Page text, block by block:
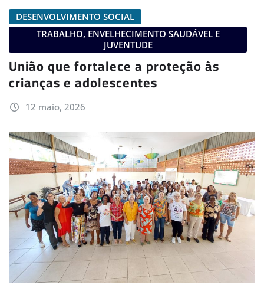
DESENVOLVIMENTO SOCIAL
TRABALHO, ENVELHECIMENTO SAUDÁVEL E
JUVENTUDE
União que fortalece a proteção às
crianças e adolescentes
12 maio, 2026